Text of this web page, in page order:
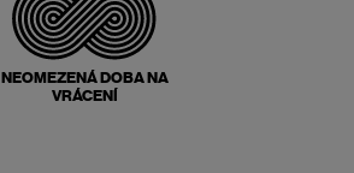
NEOMEZENÁ DOBA NA
VRÁCENÍ